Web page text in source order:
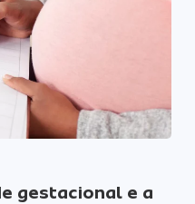
gestacional e a